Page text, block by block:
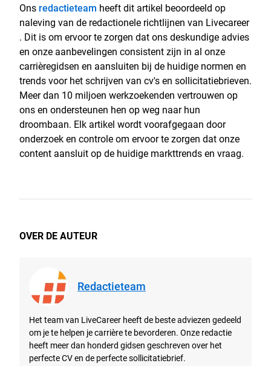
Ons redactieteam heeft dit artikel beoordeeld op
naleving van de redactionele richtlijnen van Livecareer
. Dit is om ervoor te zorgen dat ons deskundige advies
en onze aanbevelingen consistent zijn in al onze
carrièregidsen en aansluiten bij de huidige normen en
trends voor het schrijven van cv's en sollicitatiebrieven.
Meer dan 10 miljoen werkzoekenden vertrouwen op
ons en ondersteunen hen op weg naar hun
droombaan. Elk artikel wordt voorafgegaan door
onderzoek en controle om ervoor te zorgen dat onze
content aansluit op de huidige markttrends en vraag.
OVER DE AUTEUR
Redactieteam
Het team van LiveCareer heeft de beste adviezen gedeeld
om je te helpen je carrière te bevorderen. Onze redactie
heeft meer dan honderd gidsen geschreven over het
perfecte CV en de perfecte sollicitatiebrief.